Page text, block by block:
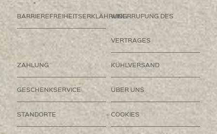
BARRIEREFREIHEITSERKLÄHRUNGWIDERRUFUNG DES
VERTRAGES
ZAHLUNG KÜHLVERSAND
GESCHENKSERVICE ÜBER UNS
STANDORTE COOKIES